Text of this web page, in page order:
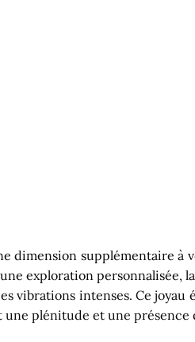
supplémentaire à
exploration personnalisée,
vibrations intenses. Ce
plénitude et une présence